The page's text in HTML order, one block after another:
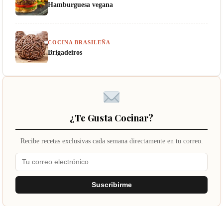
Hamburguesa vegana
COCINA BRASILEÑA
Brigadeiros
¿Te Gusta Cocinar?
Recibe recetas exclusivas cada semana directamente en tu correo.
Suscribirme